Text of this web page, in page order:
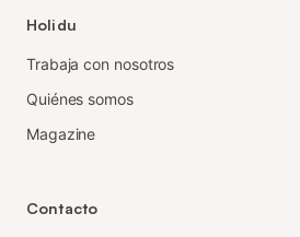
Holidu
Trabaja con nosotros
Quiénes somos
Magazine
Contacto